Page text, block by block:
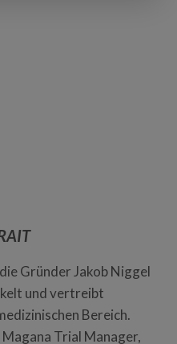
Gründer Jakob Niggel
und vertreibt
Bereich.
Trial Manager,